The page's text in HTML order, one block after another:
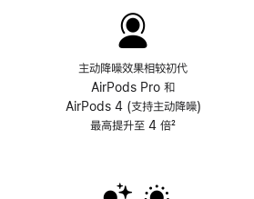
主动降噪效果相较初代
AirPods Pro 和
AirPods 4 (支持主动降噪)
最高提升至 4 倍脚
²